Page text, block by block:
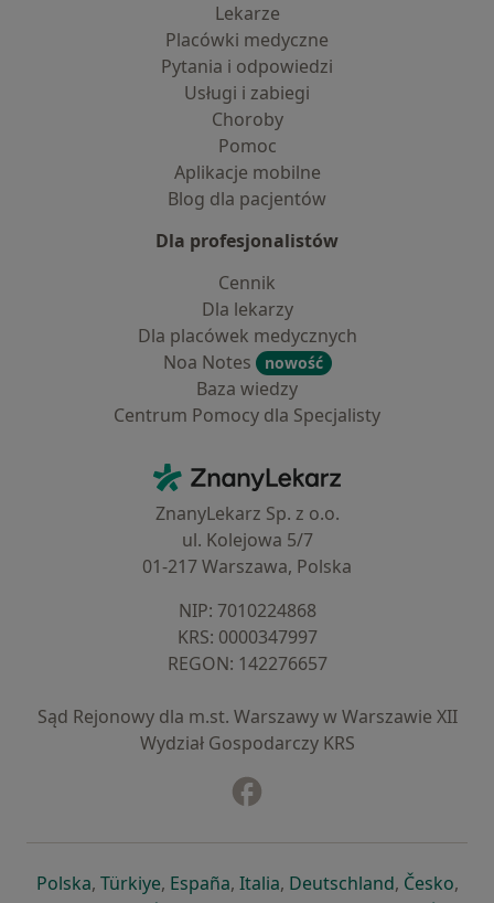
Lekarze
Placówki medyczne
Pytania i odpowiedzi
Usługi i zabiegi
Choroby
Pomoc
Aplikacje mobilne
Blog dla pacjentów
Dla profesjonalistów
Cennik
Dla lekarzy
Dla placówek medycznych
Noa Notes
nowość
Baza wiedzy
Centrum Pomocy dla Specjalisty
ZnanyLekarz - Strona główna
ZnanyLekarz Sp. z o.o.
ul. Kolejowa 5/7
01-217 Warszawa, Polska
NIP: ⁠7010224868
KRS: ⁠0000347997
REGON: ⁠142276657
Sąd Rejonowy dla m.st. Warszawy w Warszawie XII
Wydział Gospodarczy KRS
Polskaotwiera się w nowej karcie
, Türkiyeotwiera się w nowej karcie
, Españaotwiera się w nowej karcie
, Italiaotwiera się w nowej
, Deutschlandotwiera się
, Česko,